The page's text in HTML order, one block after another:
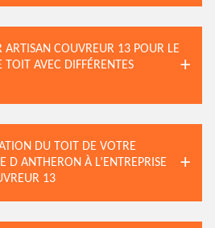
ARTISAN COUVREUR 13 POUR LE
TOIT AVEC DIFFÉRENTES
DU TOIT DE VOTRE
D ANTHERON À L’ENTREPRISE
13